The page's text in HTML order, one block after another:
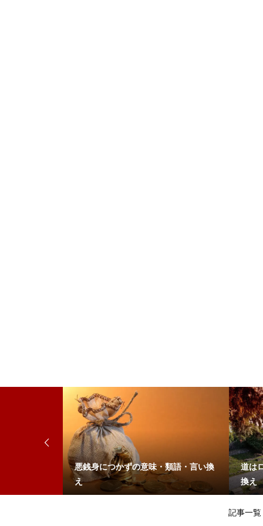
悪銭身につかずの意味・類語・言い換
え
道は
換え
記事一覧